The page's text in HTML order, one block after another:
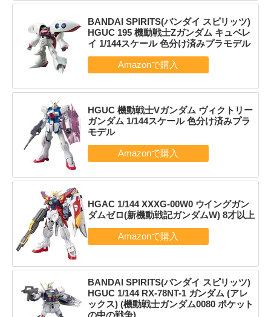
BANDAI SPIRITS(バンダイ スピリッツ)
HGUC 195 機動戦士Zガンダム キュベレ
イ 1/144スケール 色分け済みプラモデル
HGUC 機動戦士Vガンダム ヴィクトリー
ガンダム 1/144スケール 色分け済みプラ
モデル
HGAC 1/144 XXXG-00W0 ウイングガン
ダムゼロ(新機動戦記ガンダムW) 8才以上
BANDAI SPIRITS(バンダイ スピリッツ)
HGUC 1/144 RX-78NT-1 ガンダム (アレ
ックス) (機動戦士ガンダム0080 ポケット
の中の戦争)